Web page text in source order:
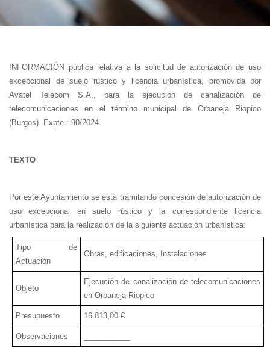
INFORMACIÓN pública relativa a la solicitud de autorización de uso
excepcional de suelo rústico y licencia urbanística, promovida por
Avatel Telecom S.A., para la ejecución de canalización de
telecomunicaciones en el término municipal de Orbaneja Riopico
(Burgos). Expte.: 90/2024.
TEXTO
Por este Ayuntamiento se está tramitando concesión de autorización de
uso excepcional en suelo rústico y la correspondiente licencia
urbanística para la realización de la siguiente actuación urbanística:
Tipo de
Actuación
Obras, edificaciones, Instalaciones
Objeto
Ejecución de canalización de telecomunicaciones
en Orbaneja Riopico
Presupuesto 16.813,00 €
Observaciones